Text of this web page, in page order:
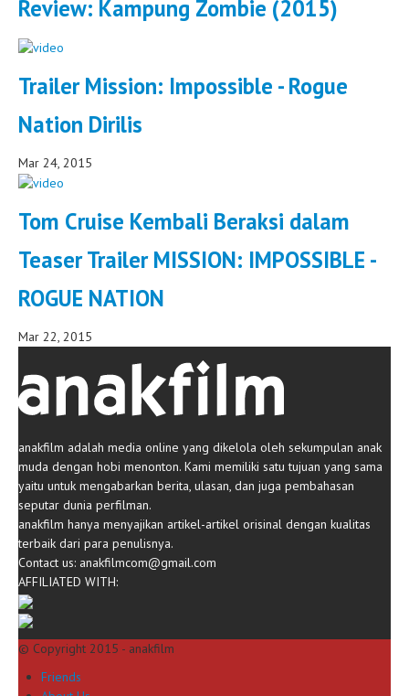
Review: Kampung Zombie (2015)
Trailer Mission: Impossible - Rogue
Nation Dirilis
Mar 24, 2015
Tom Cruise Kembali Beraksi dalam
Teaser Trailer MISSION: IMPOSSIBLE -
ROGUE NATION
Mar 22, 2015
anakfilm adalah media online yang dikelola oleh sekumpulan anak
muda dengan hobi menonton. Kami memiliki satu tujuan yang sama
yaitu untuk mengabarkan berita, ulasan, dan juga pembahasan
seputar dunia perfilman.
anakfilm hanya menyajikan artikel-artikel orisinal dengan kualitas
terbaik dari para penulisnya.
Contact us: anakfilmcom@gmail.com
AFFILIATED WITH:
© Copyright 2015 - anakfilm
Friends